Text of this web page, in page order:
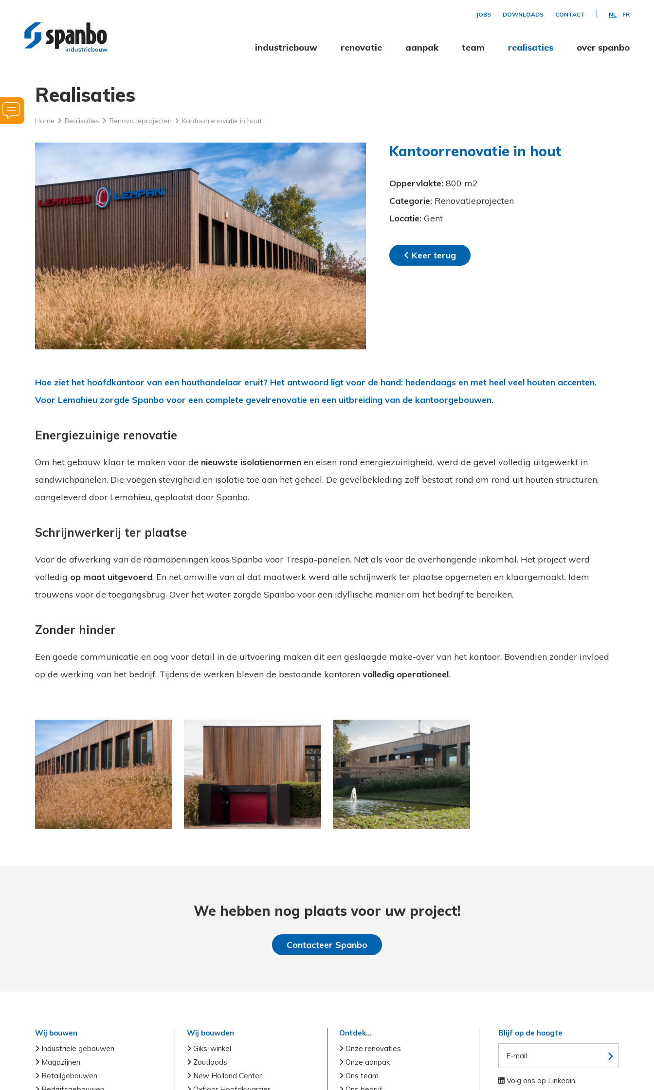
JOBS DOWNLOADS CONTACT NL FR
industriebouw renovatie aanpak team realisaties over spanbo
Vraag
bij
Realisaties
Home Realisaties Renovatieprojecten Kantoorrenovatie in hout
Kantoorrenovatie in hout
Oppervlakte: 800 m2
Categorie: Renovatieprojecten
Locatie: Gent
Keer terug
Hoe ziet het hoofdkantoor van een houthandelaar eruit? Het antwoord ligt voor de hand: hedendaags en met heel veel houten accenten.
Voor Lemahieu zorgde Spanbo voor een complete gevelrenovatie en een uitbreiding van de kantoorgebouwen.
Energiezuinige renovatie
Om het gebouw klaar te maken voor de nieuwste isolatienormen en eisen rond energiezuinigheid, werd de gevel volledig uitgewerkt in
sandwichpanelen. Die voegen stevigheid en isolatie toe aan het geheel. De gevelbekleding zelf bestaat rond om rond uit houten structuren,
aangeleverd door Lemahieu, geplaatst door Spanbo.
Schrijnwerkerij ter plaatse
Voor de afwerking van de raamopeningen koos Spanbo voor Trespa-panelen. Net als voor de overhangende inkomhal. Het project werd
volledig op maat uitgevoerd. En net omwille van al dat maatwerk werd alle schrijnwerk ter plaatse opgemeten en klaargemaakt. Idem
trouwens voor de toegangsbrug. Over het water zorgde Spanbo voor een idyllische manier om het bedrijf te bereiken.
Zonder hinder
Een goede communicatie en oog voor detail in de uitvoering maken dit een geslaagde make-over van het kantoor. Bovendien zonder invloed
op de werking van het bedrijf. Tijdens de werken bleven de bestaande kantoren volledig operationeel.
We hebben nog plaats voor uw project!
Contacteer Spanbo
Wij bouwen
Industriële gebouwen
Magazijnen
Retailgebouwen
Wij bouwden
Giks-winkel
Zoutloods
New Holland Center
Ontdek...
Onze renovaties
Onze aanpak
Ons team
Blijf op de hoogte
Volg ons op Linkedin